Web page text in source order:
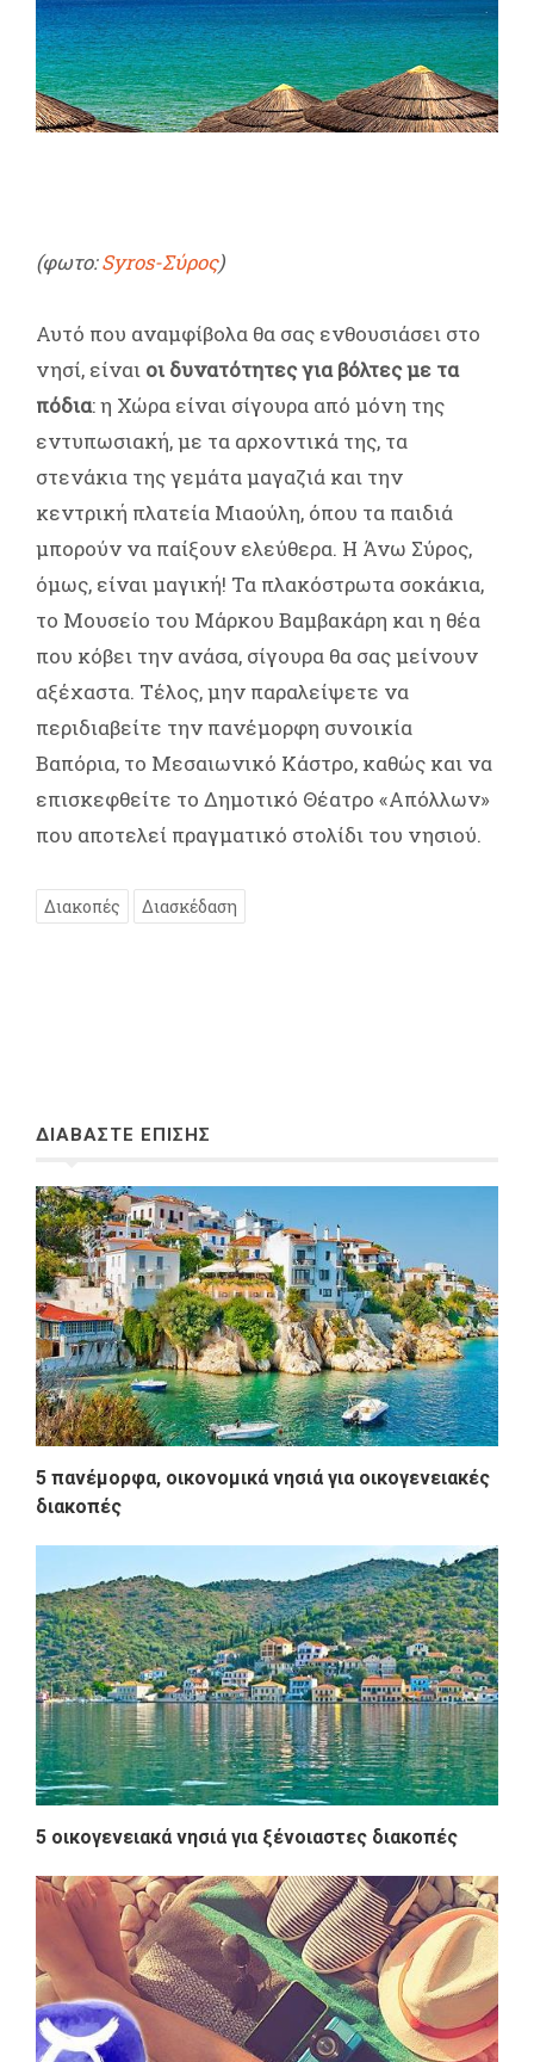
(φωτο:Syros-Σύρος)
Αυτό που αναμφίβολα θα σας ενθουσιάσει στο
νησί, είναι οι δυνατότητες για βόλτες με τα
πόδια: η Χώρα είναι σίγουρα από μόνη της
εντυπωσιακή, με τα αρχοντικά της, τα
στενάκια της γεμάτα μαγαζιά και την
κεντρική πλατεία Μιαούλη, όπου τα παιδιά
μπορούν να παίξουν ελεύθερα. Η Άνω Σύρος,
όμως, είναι μαγική! Τα πλακόστρωτα σοκάκια,
το Μουσείο του Μάρκου Βαμβακάρη και η θέα
που κόβει την ανάσα, σίγουρα θα σας μείνουν
αξέχαστα. Τέλος, μην παραλείψετε να
περιδιαβείτε την πανέμορφη συνοικία
Βαπόρια, το Μεσαιωνικό Κάστρο, καθώς και να
επισκεφθείτε το Δημοτικό Θέατρο «Απόλλων»
που αποτελεί πραγματικό στολίδι του νησιού.
Διακοπές Διασκέδαση
ΔΙΑΒΑΣΤΕ ΕΠΙΣΗΣ
5 πανέμορφα, οικονομικά νησιά για οικογενειακές
διακοπές
5 οικογενειακά νησιά για ξένοιαστες διακοπές